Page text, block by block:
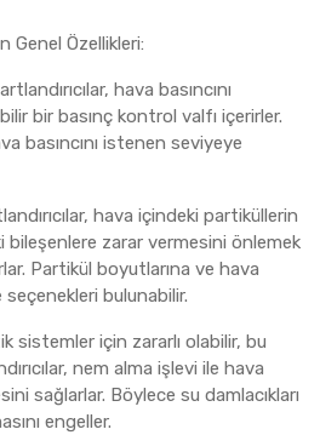
Genel Özellikleri:
hava basıncını
bir basınç kontrol valfı içerirler.
basıncını istenen seviyeye
hava içindeki partiküllerin
zarar vermesini önlemek
Partikül boyutlarına ve hava
bulunabilir.
sistemler için zararlı olabilir, bu
nem alma işlevi ile hava
sağlarlar. Böylece su damlacıkları
engeller.